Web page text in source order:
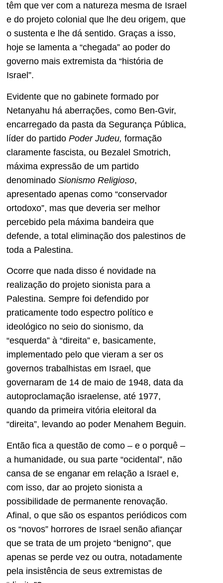
têm que ver com a natureza mesma de Israel
e do projeto colonial que lhe deu origem, que
o sustenta e lhe dá sentido. Graças a isso,
hoje se lamenta a “chegada” ao poder do
governo mais extremista da “história de
Israel”.
Evidente que no gabinete formado por
Netanyahu há aberrações, como Ben-Gvir,
encarregado da pasta da Segurança Pública,
líder do partido Poder Judeu, formação
claramente fascista, ou Bezalel Smotrich,
máxima expressão de um partido
denominado Sionismo Religioso,
apresentado apenas como “conservador
ortodoxo”, mas que deveria ser melhor
percebido pela máxima bandeira que
defende, a total eliminação dos palestinos de
toda a Palestina.
Ocorre que nada disso é novidade na
realização do projeto sionista para a
Palestina. Sempre foi defendido por
praticamente todo espectro político e
ideológico no seio do sionismo, da
“esquerda” à “direita” e, basicamente,
implementado pelo que vieram a ser os
governos trabalhistas em Israel, que
governaram de 14 de maio de 1948, data da
autoproclamação israelense, até 1977,
quando da primeira vitória eleitoral da
“direita”, levando ao poder Menahem Beguin.
Então fica a questão de como – e o porquê –
a humanidade, ou sua parte “ocidental”, não
cansa de se enganar em relação a Israel e,
com isso, dar ao projeto sionista a
possibilidade de permanente renovação.
Afinal, o que são os espantos periódicos com
os “novos” horrores de Israel senão afiançar
que se trata de um projeto “benigno”, que
apenas se perde vez ou outra, notadamente
pela insistência de seus extremistas de